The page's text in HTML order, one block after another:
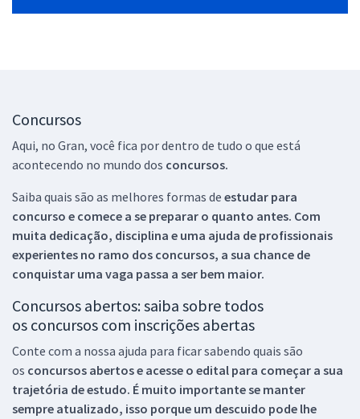
Concursos
Aqui, no Gran, você fica por dentro de tudo o que está
acontecendo no mundo dos concursos.
Saiba quais são as melhores formas de estudar para
concurso e comece a se preparar o quanto antes. Com
muita dedicação, disciplina e uma ajuda de profissionais
experientes no ramo dos concursos, a sua chance de
conquistar uma vaga passa a ser bem maior.
Concursos abertos: saiba sobre todos
os concursos com inscrições abertas
Conte com a nossa ajuda para ficar sabendo quais são
os concursos abertos e acesse o edital para começar a sua
trajetória de estudo. É muito importante se manter
sempre atualizado, isso porque um descuido pode lhe